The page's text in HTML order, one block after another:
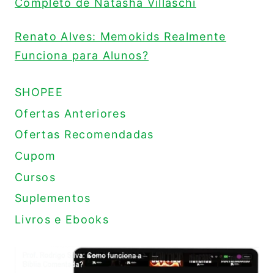
Completo de Natasha Villaschi
Renato Alves: Memokids Realmente
Funciona para Alunos?
SHOPEE
Ofertas Anteriores
Ofertas Recomendadas
Cupom
Cursos
Suplementos
Livros e Ebooks